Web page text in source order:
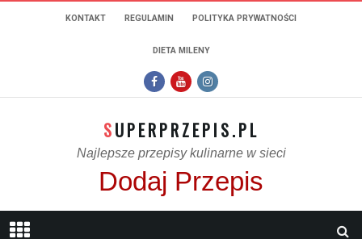
KONTAKT REGULAMIN POLITYKA PRYWATNOŚCI
DIETA MILENY
SUPERPRZEPIS.PL
Najlepsze przepisy kulinarne w sieci
Dodaj Przepis